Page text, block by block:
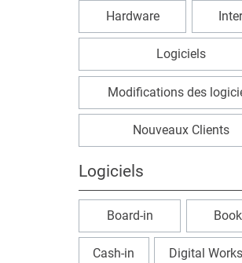
Hardware
Logiciels
Modifications des
Nouveaux Clients
Logiciels
Board-in
Cash-in Digital